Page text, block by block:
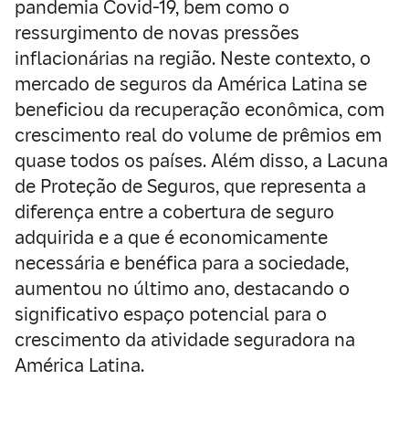
pandemia Covid-19, bem como o
ressurgimento de novas pressões
inflacionárias na região. Neste contexto, o
mercado de seguros da América Latina se
beneficiou da recuperação econômica, com
crescimento real do volume de prêmios em
quase todos os países. Além disso, a Lacuna
de Proteção de Seguros, que representa a
diferença entre a cobertura de seguro
adquirida e a que é economicamente
necessária e benéfica para a sociedade,
aumentou no último ano, destacando o
significativo espaço potencial para o
crescimento da atividade seguradora na
América Latina.